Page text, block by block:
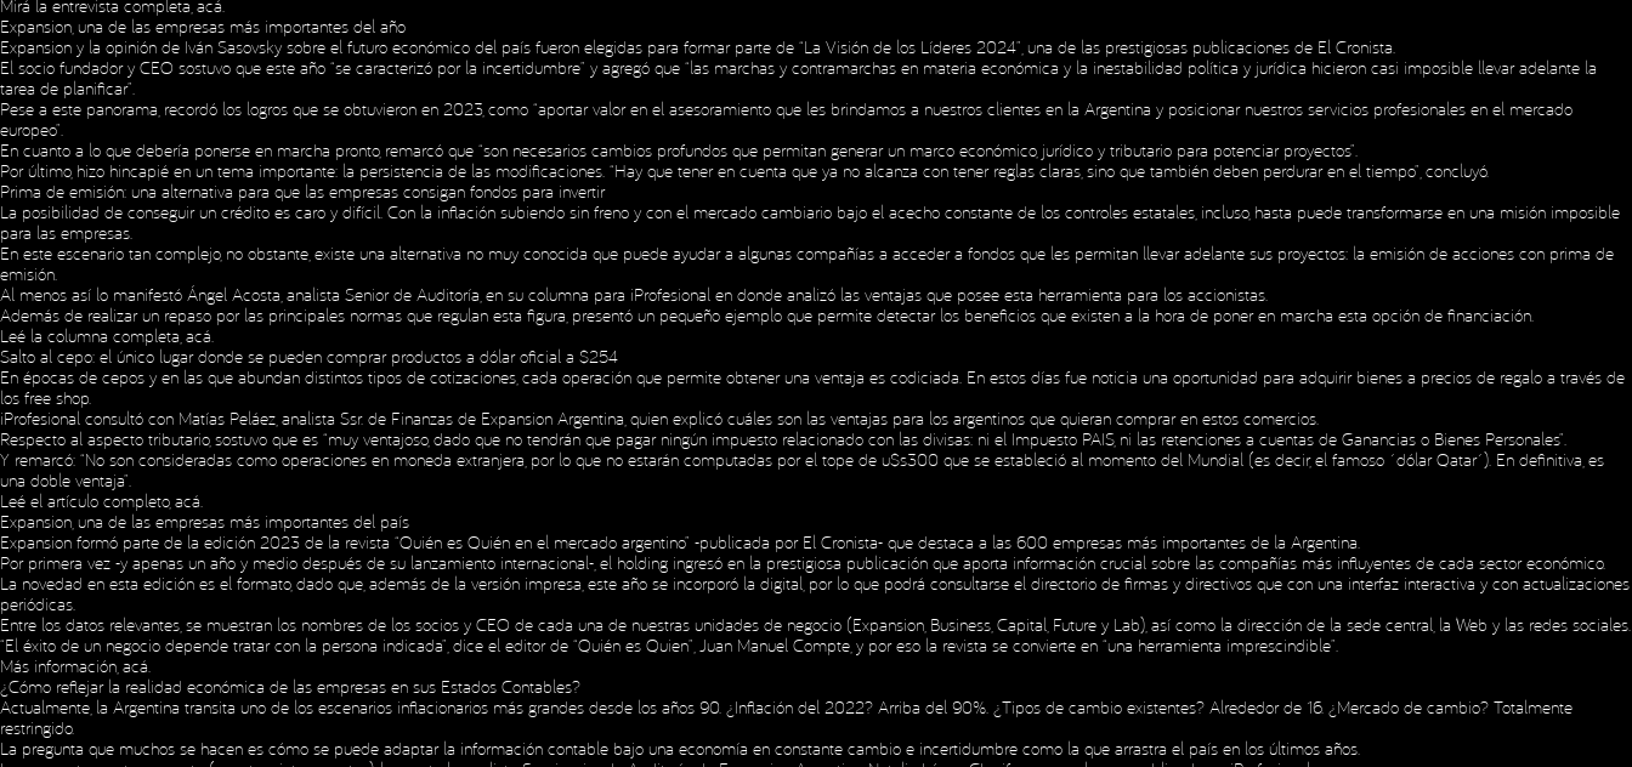
Mirá la entrevista completa, acá.
Expansion, una de las empresas más importantes del año
Expansion y la opinión de Iván Sasovsky sobre el futuro económico del país fueron elegidas para formar parte de “La Visión de los Líderes 2024”, una de las prestigiosas publicaciones de El Cronista.
El socio fundador y CEO sostuvo que este año “se caracterizó por la incertidumbre” y agregó que “las marchas y contramarchas en materia económica y la inestabilidad política y jurídica hicieron casi imposible llevar adelante la
tarea de planificar”.
Pese a este panorama, recordó los logros que se obtuvieron en 2023, como “aportar valor en el asesoramiento que les brindamos a nuestros clientes en la Argentina y posicionar nuestros servicios profesionales en el mercado
europeo”.
En cuanto a lo que debería ponerse en marcha pronto, remarcó que “son necesarios cambios profundos que permitan generar un marco económico, jurídico y tributario para potenciar proyectos”.
Por último, hizo hincapié en un tema importante: la persistencia de las modificaciones. “Hay que tener en cuenta que ya no alcanza con tener reglas claras, sino que también deben perdurar en el tiempo”, concluyó.
Prima de emisión: una alternativa para que las empresas consigan fondos para invertir
La posibilidad de conseguir un crédito es caro y difícil. Con la inflación subiendo sin freno y con el mercado cambiario bajo el acecho constante de los controles estatales, incluso, hasta puede transformarse en una misión imposible
para las empresas.
En este escenario tan complejo, no obstante, existe una alternativa no muy conocida que puede ayudar a algunas compañías a acceder a fondos que les permitan llevar adelante sus proyectos: la emisión de acciones con prima de
emisión.
Al menos así lo manifestó Ángel Acosta, analista Senior de Auditoría, en su columna para iProfesional en donde analizó las ventajas que posee esta herramienta para los accionistas.
Además de realizar un repaso por las principales normas que regulan esta figura, presentó un pequeño ejemplo que permite detectar los beneficios que existen a la hora de poner en marcha esta opción de financiación.
Leé la columna completa, acá.
Salto al cepo: el único lugar donde se pueden comprar productos a dólar oficial a $254
En épocas de cepos y en las que abundan distintos tipos de cotizaciones, cada operación que permite obtener una ventaja es codiciada. En estos días fue noticia una oportunidad para adquirir bienes a precios de regalo a través de
los free shop.
iProfesional consultó con Matías Peláez, analista Ssr. de Finanzas de Expansion Argentina, quien explicó cuáles son las ventajas para los argentinos que quieran comprar en estos comercios.
Respecto al aspecto tributario, sostuvo que es “muy ventajoso, dado que no tendrán que pagar ningún impuesto relacionado con las divisas: ni el Impuesto PAIS, ni las retenciones a cuentas de Ganancias o Bienes Personales”.
Y remarcó: “No son consideradas como operaciones en moneda extranjera, por lo que no estarán computadas por el tope de u$s300 que se estableció al momento del Mundial (es decir, el famoso ´dólar Qatar´). En definitiva, es
una doble ventaja”.
Leé el artículo completo, acá.
Expansion, una de las empresas más importantes del país
Expansion formó parte de la edición 2023 de la revista “Quién es Quién en el mercado argentino” -publicada por El Cronista- que destaca a las 600 empresas más importantes de la Argentina.
Por primera vez -y apenas un año y medio después de su lanzamiento internacional-, el holding ingresó en la prestigiosa publicación que aporta información crucial sobre las compañías más influyentes de cada sector económico.
La novedad en esta edición es el formato, dado que, además de la versión impresa, este año se incorporó la digital, por lo que podrá consultarse el directorio de firmas y directivos que con una interfaz interactiva y con actualizaciones
periódicas.
Entre los datos relevantes, se muestran los nombres de los socios y CEO de cada una de nuestras unidades de negocio (Expansion, Business, Capital, Future y Lab), así como la dirección de la sede central, la Web y las redes sociales.
“El éxito de un negocio depende tratar con la persona indicada”, dice el editor de “Quién es Quien”, Juan Manuel Compte, y por eso la revista se convierte en “una herramienta imprescindible”.
Más información, acá.
¿Cómo reflejar la realidad económica de las empresas en sus Estados Contables?
Actualmente, la Argentina transita uno de los escenarios inflacionarios más grandes desde los años 90. ¿Inflación del 2022? Arriba del 90%. ¿Tipos de cambio existentes? Alrededor de 16. ¿Mercado de cambio? Totalmente
restringido.
La pregunta que muchos se hacen es cómo se puede adaptar la información contable bajo una economía en constante cambio e incertidumbre como la que arrastra el país en los últimos años.
Copyright © 2023 Expansion.All rights reserved. Privacy Policy Social Media